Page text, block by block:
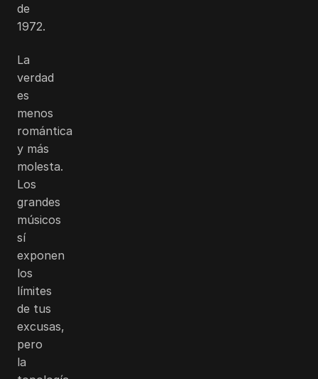
de
1972.
La
verdad
es
menos
romántica
y más
molesta.
Los
grandes
músicos
sí
exponen
los
límites
de tus
excusas,
pero
la